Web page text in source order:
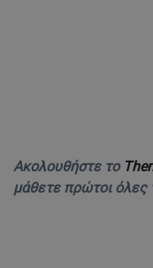
Ακολουθήστε το
μάθετε πρώτοι όλες